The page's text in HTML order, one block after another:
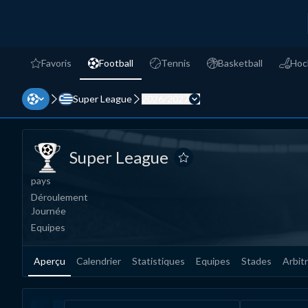
favorites
Favoris Football
Football Tennis
Tennis Basketball
Basketball
Super League
Super League
Super League
Super League
Ajouter aux favoris
pays
Déroulement
Journée
Equipes
Aperçu Calendrier Statistiques Equipes Stades